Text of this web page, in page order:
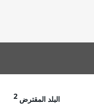
البلد المقترض 2